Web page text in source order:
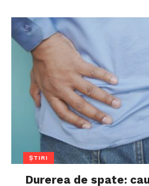
ȘTIRI
Durerea de spate: